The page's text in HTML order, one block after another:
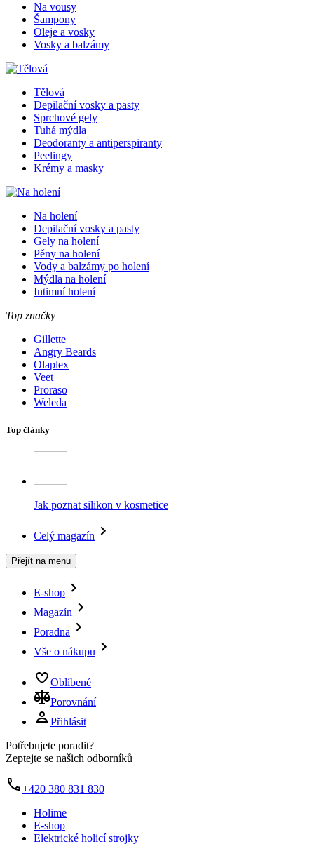
Na vousy
Šampony
Oleje a vosky
Vosky a balzámy
Tělová
Depilační vosky a pasty
Sprchové gely
Tuhá mýdla
Deodoranty a antiperspiranty
Peelingy
Krémy a masky
Na holení
Depilační vosky a pasty
Gely na holení
Pěny na holení
Vody a balzámy po holení
Mýdla na holení
Intimní holení
Top značky
Gillette
Angry Beards
Olaplex
Veet
Proraso
Weleda
Top články
Jak poznat silikon v kosmetice
Celý magazín
Přejít na menu
E-shop
Magazín
Poradna
Vše o nákupu
Oblíbené
Porovnání
Přihlásit
Potřebujete poradit?
Zeptejte se našich odborníků
+420 380 831 830
Holime
E-shop
Elektrické holicí strojky